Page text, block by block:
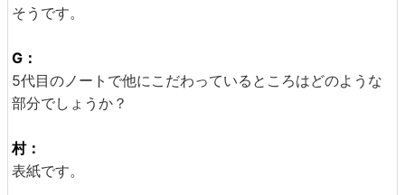
そうです。
G：
5代目のノートで他にこだわっているところはどのような
部分でしょうか？
村：
表紙です。